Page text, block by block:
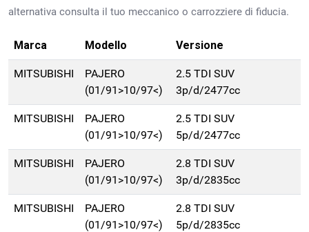
alternativa consulta il tuo meccanico o carrozziere di fiducia.
Marca Modello Versione
MITSUBISHI
PAJERO
(01/91>10/97<)
2.5 TDI SUV
3p/d/2477cc
MITSUBISHI
PAJERO
(01/91>10/97<)
2.5 TDI SUV
5p/d/2477cc
MITSUBISHI
PAJERO
(01/91>10/97<)
2.8 TDI SUV
3p/d/2835cc
MITSUBISHI
PAJERO
(01/91>10/97<)
2.8 TDI SUV
5p/d/2835cc